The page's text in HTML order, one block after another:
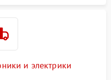
и электрики